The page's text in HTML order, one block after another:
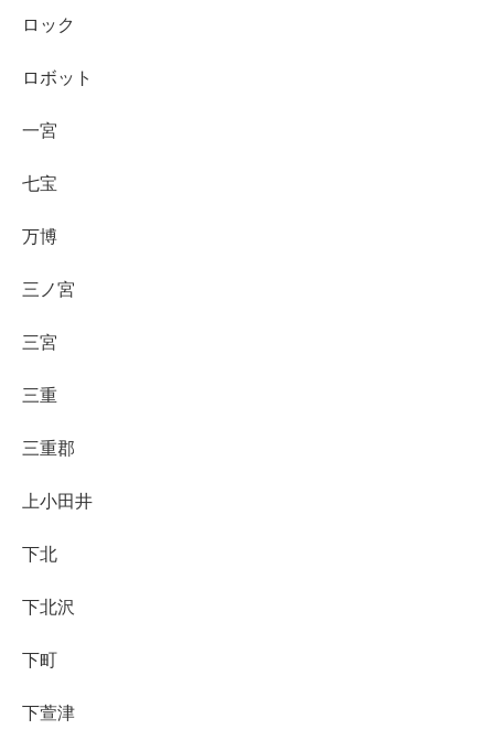
ロック
ロボット
一宮
七宝
万博
三ノ宮
三宮
三重
三重郡
上小田井
下北
下北沢
下町
下萱津